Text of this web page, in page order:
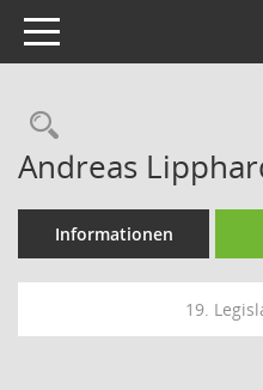
Toggle navigation
Andreas
Informationen
19.